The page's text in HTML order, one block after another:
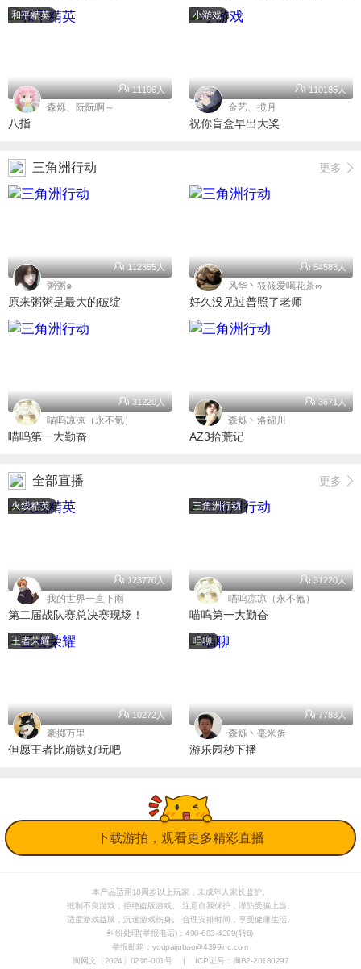
和平精英
11106人
森烁、阮阮啊～
八指
小游戏
110185人
金艺、揽月
祝你盲盒早出大奖
三角洲行动 更多
112355人
粥粥๑
原来粥粥是最大的破绽
54583人
风华丶筱筱爱喝花茶๓
好久没见过普照了老师
31220人
喵呜凉凉（永不氪）
喵呜第一大勤奋
3671人
森烁丶洛锦川
AZ3拾荒记
全部直播 更多
火线精英
123770人
我的世界一直下雨
第二届战队赛总决赛现场！
三角洲行动
31220人
喵呜凉凉（永不氪）
喵呜第一大勤奋
王者荣耀
10272人
豪掷万里
但愿王者比崩铁好玩吧
唱聊
7788人
森烁丶毫米蛋
游乐园秒下播
下载游拍，观看更多精彩直播
本产品适用18周岁以上玩家，未成年人 家长监护。
抵制不良游戏，拒绝盗版游戏。 注意自我保护，谨防受骗上当。
适度游戏益脑，沉迷游戏伤身。 合理安排时间，享受健康生活。
纠纷处理(举报电话)：400-683-4399(转6)
举报邮箱：youpaijubao@4399inc.com
闽网文〔2024〕0216-001号 | ICP证号：闽B2-20180297